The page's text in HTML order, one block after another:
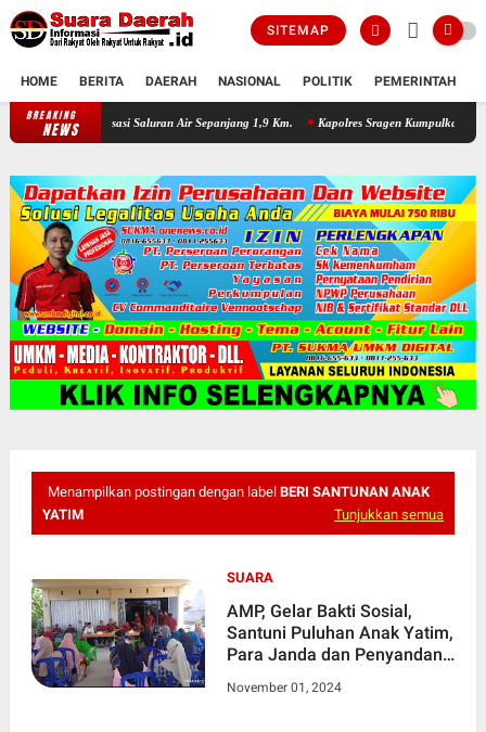
SITEMAP
HOME BERITA DAERAH NASIONAL POLITIK PEMERINTAH
BREAKING
NEWS Dikeluhkan Warga Jono Tanon, Pemkab Sragen Normalisasi Saluran
Menampilkan postingan dengan label BERI SANTUNAN ANAK
YATIM
Tunjukkan semua
SUARA
AMP, Gelar Bakti Sosial,
Santuni Puluhan Anak Yatim,
Para Janda dan Penyandang
November 01, 2024